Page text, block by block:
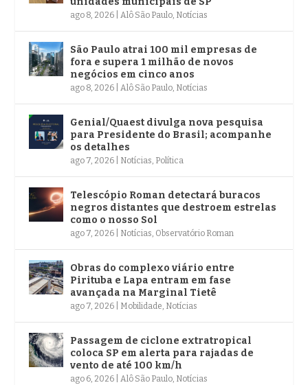
ago 8, 2026 |Alô São Paulo, Notícias
São Paulo atrai 100 mil empresas de
fora e supera 1 milhão de novos
negócios em cinco anos
ago 8, 2026 |Alô São Paulo, Notícias
Genial/Quaest divulga nova pesquisa
para Presidente do Brasil; acompanhe
os detalhes
ago 7, 2026 Notícias, Política
Telescópio Roman detectará buracos
negros distantes que destroem estrelas
como o nosso Sol
ago 7, 2026 Notícias, Observatório Roman
Obras do complexo viário entre
Pirituba e Lapa entram em fase
avançada na Marginal Tietê
ago 7, 2026 Mobilidade, Notícias
Passagem de ciclone extratropical
coloca SP em alerta para rajadas de
vento de até 100 km/h
ago 6, 2026 |Alô São Paulo, Notícias